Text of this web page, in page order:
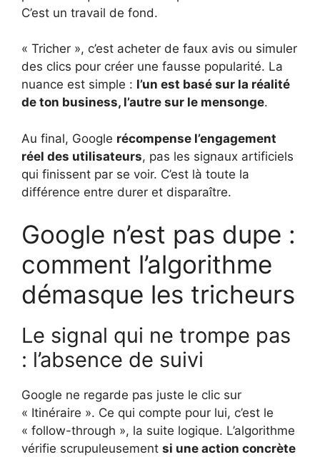
C’est un travail de fond.
« Tricher », c’est acheter de faux avis ou simuler
des clics pour créer une fausse popularité. La
nuance est simple : l’un est basé sur la réalité
de ton business, l’autre sur le mensonge.
Au final, Google récompense l’engagement
réel des utilisateurs, pas les signaux artificiels
qui finissent par se voir. C’est là toute la
différence entre durer et disparaître.
Google n’est pas dupe :
comment l’algorithme
démasque les tricheurs
Le signal qui ne trompe pas
: l’absence de suivi
Google ne regarde pas juste le clic sur
« Itinéraire ». Ce qui compte pour lui, c’est le
« follow-through », la suite logique. L’algorithme
vérifie scrupuleusement si une action concrète